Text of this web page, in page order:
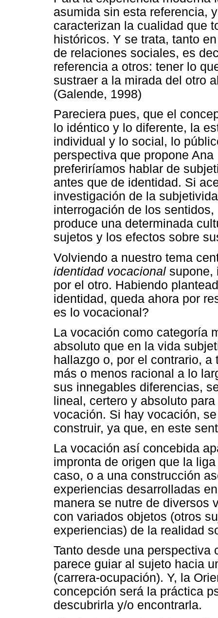
asumida sin esta referencia,
caracterizan la cualidad que
históricos. Y se trata, tanto
de relaciones sociales, es
referencia a otros: tener lo
sustraer a la mirada del otro
(Galende, 1998)
Pareciera pues, que el
lo idéntico y lo diferente, la
individual y lo social, lo
perspectiva que propone
preferiríamos hablar de
antes que de identidad. Si
investigación de la
interrogación de los
produce una determinada
sujetos y los efectos sobre
Volviendo a nuestro tema
identidad vocacional supone,
por el otro. Habiendo
identidad, queda ahora por
es lo vocacional?
La vocación como categoría
absoluto que en la vida
hallazgo o, por el contrario,
más o menos racional a lo
sus innegables diferencias,
lineal, certero y absoluto
vocación. Si hay vocación,
construir, ya que, en este
La vocación así concebida
impronta de origen que la
caso, o a una construcción
experiencias desarrolladas
manera se nutre de diversos
con variados objetos (otros
experiencias) de la realidad
Tanto desde una perspectiva
parece guiar al sujeto hacia
(carrera-ocupación). Y, la
concepción será la práctica
descubrirla y/o encontrarla.